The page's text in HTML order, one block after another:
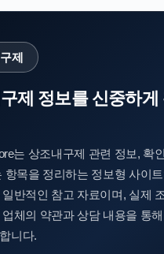
제
제 정보를 신중하게
는 상조내구제 관련 정보, 확
항목을 정리하는 정보형 사이
반적인 참고 자료이며, 실제
체의 약관과 상담 내용을 통
니다.